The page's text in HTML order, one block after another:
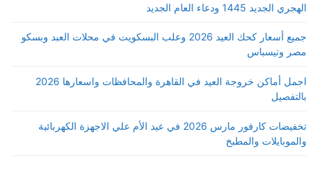
الهجري الجديد 1445 ودعاء العام الجديد
جميع أسعار كحك العيد 2026 وعلب البسكويت في محلات العبد وبسكو
مصر وتيسباس
اجمل أماكن خروجة العيد في القاهرة والمحافظات واسعارها 2026
بالتفصيل
تخفيضات كارفور مارس 2026 في عيد الأم علي الاجهزة الكهربائية
والموبايلات والمطبخ